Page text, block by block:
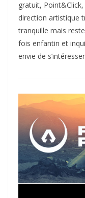
gratuit,
direction artistique
tranquille mais
fois enfantin et
envie de